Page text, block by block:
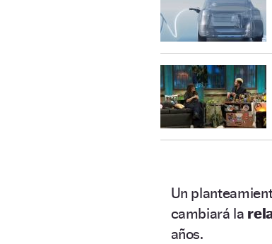
Un
cambiará la
años.